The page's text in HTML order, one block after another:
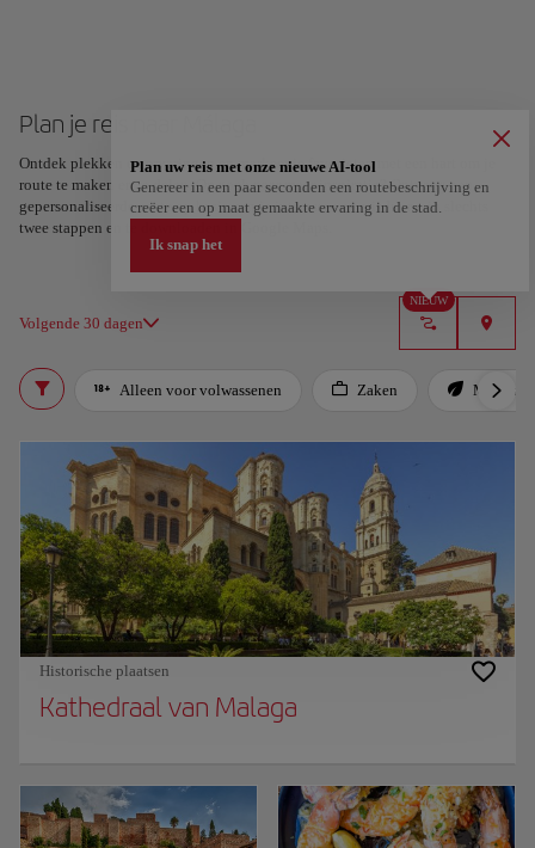
Plan je reis naar Málaga
Ontdek plekken en ervaringen en markeer je favorieten met een hart om je
route te maken en te delen. Op zoek naar meer inspiratie? Ontvang een
gepersonaliseerde route op basis van je interesses en reisduur – in slechts
twee stappen en te downloaden in Google Maps.
Volgende 30 dagen
NIEUW
Plan uw reis met onze nieuwe AI-tool
Genereer in een paar seconden een routebeschrijving en
creëer een op maat gemaakte ervaring in de stad.
Ik snap het
Alleen voor volwassenen Zaken
Historische plaatsen
Kathedraal van Malaga